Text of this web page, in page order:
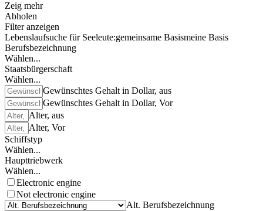
Zeig mehr
Abholen
Filter anzeigen
Lebenslaufsuche für Seeleute:gemeinsame Basismeine Basis
Berufsbezeichnung
Wählen...
Staatsbürgerschaft
Wählen...
Gewünschtes Gehalt in Dollar, aus
Gewünschtes Gehalt in Dollar, Vor
Alter, aus
Alter, Vor
Schiffstyp
Wählen...
Haupttriebwerk
Wählen...
Electronic engine
Not electronic engine
Alt. Berufsbezeichnung